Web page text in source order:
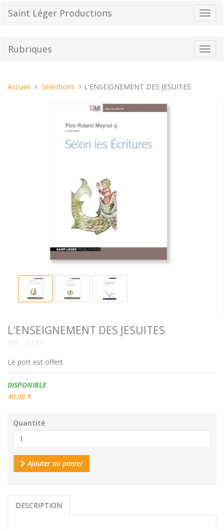
la
Saint Léger Productions
la
Rubriques
Vous
Accueil Sélections L'ENSEIGNEMENT DES JESUITES
L'ENSEIGNEMENT DES JESUITES
Réf.: SLPs4
Le port est offert
Disponibilité:
DISPONIBLE
40,00 €
Quantité
Ajouter au panier
DESCRIPTION